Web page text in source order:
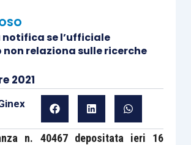
se l’ufficiale
relaziona sulle ricerche
2021
n. 40467 depositata ieri 16